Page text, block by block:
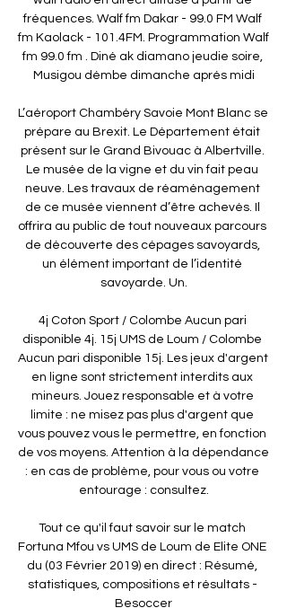
fréquences. Walf fm Dakar - 99.0 FM Walf
fm Kaolack - 101.4FM. Programmation Walf
fm 99.0 fm . Diné ak diamano jeudie soire,
Musigou démbe dimanche aprés midi
L’aéroport Chambéry Savoie Mont Blanc se
prépare au Brexit. Le Département était
présent sur le Grand Bivouac à Albertville.
Le musée de la vigne et du vin fait peau
neuve. Les travaux de réaménagement
de ce musée viennent d’être achevés. Il
offrira au public de tout nouveaux parcours
de découverte des cépages savoyards,
un élément important de l’identité
savoyarde. Un.
4j Coton Sport / Colombe Aucun pari
disponible 4j. 15j UMS de Loum / Colombe
Aucun pari disponible 15j. Les jeux d'argent
en ligne sont strictement interdits aux
mineurs. Jouez responsable et à votre
limite : ne misez pas plus d'argent que
vous pouvez vous le permettre, en fonction
de vos moyens. Attention à la dépendance
: en cas de problème, pour vous ou votre
entourage : consultez.
Tout ce qu'il faut savoir sur le match
Fortuna Mfou vs UMS de Loum de Elite ONE
du (03 Février 2019) en direct : Résumé,
statistiques, compositions et résultats -
Besoccer